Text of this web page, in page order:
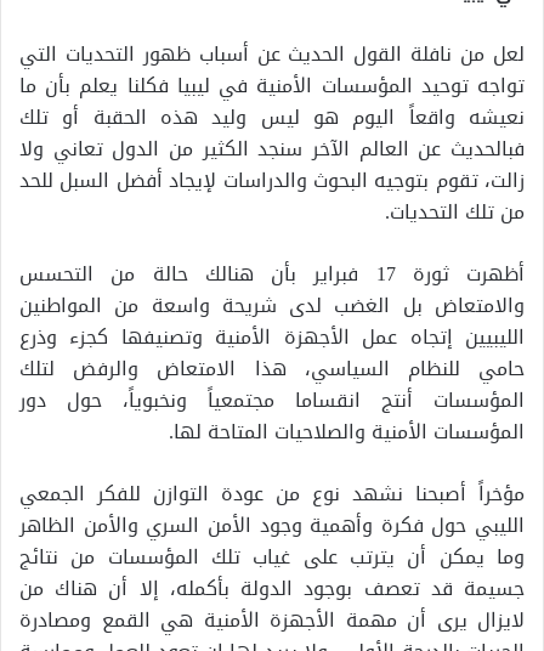
لعل من نافلة القول الحديث عن أسباب ظهور التحديات التي
تواجه توحيد المؤسسات الأمنية في ليبيا فكلنا يعلم بأن ما
نعيشه واقعاً اليوم هو ليس وليد هذه الحقبة أو تلك
فبالحديث عن العالم الآخر سنجد الكثير من الدول تعاني ولا
زالت، تقوم بتوجيه البحوث والدراسات لإيجاد أفضل السبل للحد
من تلك التحديات.
أظهرت ثورة 17 فبراير بأن هنالك حالة من التحسس
والامتعاض بل الغضب لدى شريحة واسعة من المواطنين
الليبيين إتجاه عمل الأجهزة الأمنية وتصنيفها كجزء وذرع
حامي للنظام السياسي، هذا الامتعاض والرفض لتلك
المؤسسات أنتج انقساما مجتمعياً ونخبوياً، حول دور
المؤسسات الأمنية والصلاحيات المتاحة لها.
مؤخراً أصبحنا نشهد نوع من عودة التوازن للفكر الجمعي
الليبي حول فكرة وأهمية وجود الأمن السري والأمن الظاهر
وما يمكن أن يترتب على غياب تلك المؤسسات من نتائج
جسيمة قد تعصف بوجود الدولة بأكمله، إلا أن هناك من
لايزال يرى أن مهمة الأجهزة الأمنية هي القمع ومصادرة